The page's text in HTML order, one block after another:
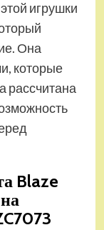
игрушки
Она
которые
рассчитана
Blaze